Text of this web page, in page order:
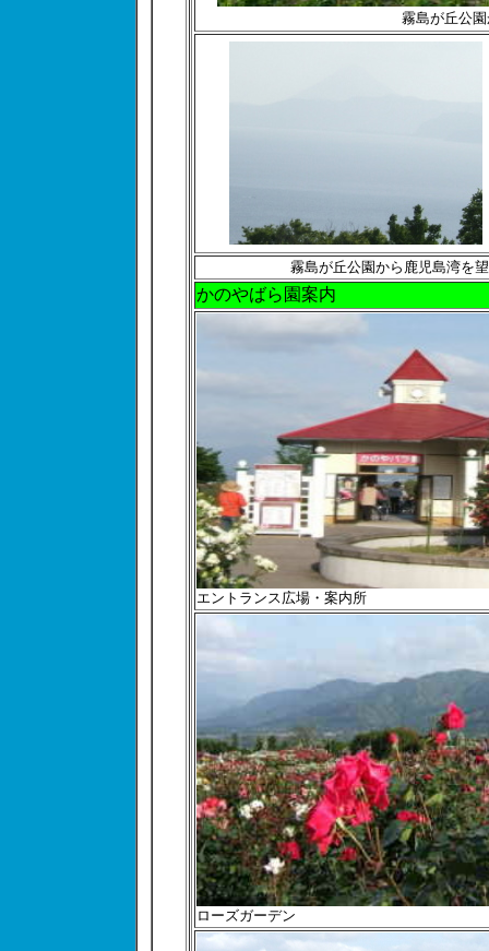
霧島が丘公
霧島が丘公園から鹿児島湾を
かのやばら園案内
エントランス広場・案内所
ローズガーデン